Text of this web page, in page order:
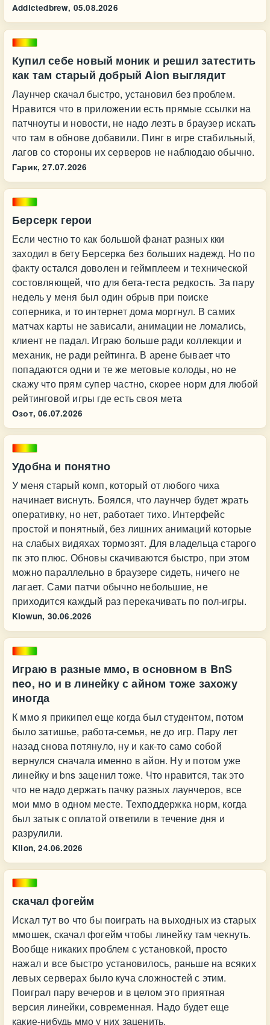
Addictedbrew, 05.08.2026
Купил себе новый моник и решил затестить
как там старый добрый Aion выглядит
Лаунчер скачал быстро, установил без проблем.
Нравится что в приложении есть прямые ссылки на
патчноуты и новости, не надо лезть в браузер искать
что там в обнове добавили. Пинг в игре стабильный,
лагов со стороны их серверов не наблюдаю обычно.
Гарик, 27.07.2026
Берсерк герои
Если честно то как большой фанат разных кки
заходил в бету Берсерка без больших надежд. Но по
факту остался доволен и геймплеем и технической
состовляющей, что для бета-теста редкость. За пару
недель у меня был один обрыв при поиске
соперника, и то интернет дома моргнул. В самих
матчах карты не зависали, анимации не ломались,
клиент не падал. Играю больше ради коллекции и
механик, не ради рейтинга. В арене бывает что
попадаются одни и те же метовые колоды, но не
скажу что прям супер частно, скорее норм для любой
рейтинговой игры где есть своя мета
Озот, 06.07.2026
Удобна и понятно
У меня старый комп, который от любого чиха
начинает виснуть. Боялся, что лаунчер будет жрать
оперативку, но нет, работает тихо. Интерфейс
простой и понятный, без лишних анимаций которые
на слабых видяхах тормозят. Для владельца старого
пк это плюс. Обновы скачиваются быстро, при этом
можно параллельно в браузере сидеть, ничего не
лагает. Сами патчи обычно небольшие, не
приходится каждый раз перекачивать по пол-игры.
Klowun, 30.06.2026
Играю в разные ммо, в основном в BnS
neo, но и в линейку с айном тоже захожу
иногда
К ммо я прикипел еще когда был студентом, потом
было затишье, работа-семья, не до игр. Пару лет
назад снова потянуло, ну и как-то само собой
вернулся сначала именно в айон. Ну и потом уже
линейку и bns заценил тоже. Что нравится, так это
что не надо держать пачку разных лаунчеров, все
мои ммо в одном месте. Техподдержка норм, когда
был затык с оплатой ответили в течение дня и
разрулили.
Klion, 24.06.2026
скачал фогейм
Искал тут во что бы поиграть на выходных из старых
ммошек, скачал фогейм чтобы линейку там чекнуть.
Вообще никаких проблем с установкой, просто
нажал и все быстро установилось, раньше на всяких
левых серверах было куча сложностей с этим.
Поиграл пару вечеров и в целом это приятная
версия линейки, современная. Надо будет еще
какие-нибудь ммо у них заценить.